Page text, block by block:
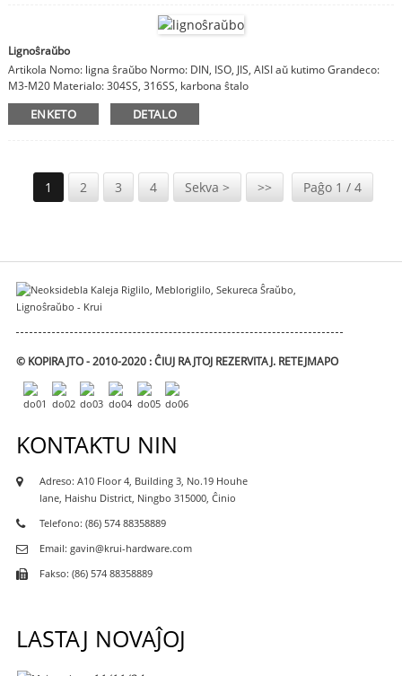
Lignoŝraŭbo
Artikola Nomo: ligna ŝraŭbo Normo: DIN, ISO, JIS, AISI aŭ kutimo Grandeco:
M3-M20 Materialo: 304SS, 316SS, karbona ŝtalo
ENKETO DETALO
1 2 3 4 Sekva > >> Paĝo 1 / 4
© KOPIRAJTO - 2010-2020 : ĈIUJ RAJTOJ REZERVITAJ. RETEJMAPO
KONTAKTU NIN
Adreso: A10 Floor 4, Building 3, No.19 Houhe
lane, Haishu District, Ningbo 315000, Ĉinio
Telefono: (86) 574 88358889
Email: gavin@krui-hardware.com
Fakso: (86) 574 88358889
LASTAJ NOVAĴOJ